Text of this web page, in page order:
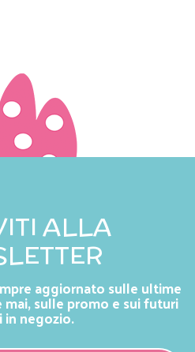
ALLA
aggiornato sulle ultime
sulle promo e sui futuri
in negozio.